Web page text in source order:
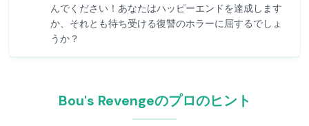
んでください！あなたはハッピーエンドを達成します
か、それとも待ち受ける復讐のホラーに屈するでしょ
うか？
Bou's Revengeのプロのヒント